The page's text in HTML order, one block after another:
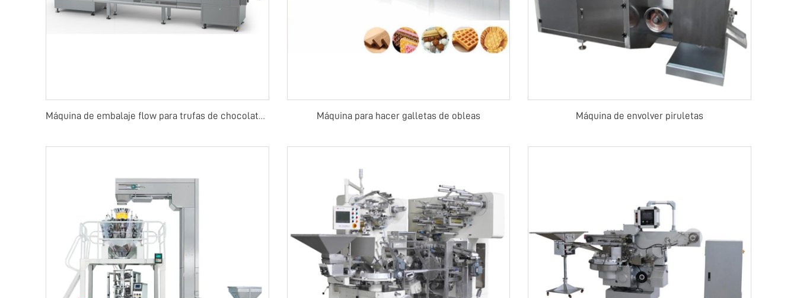
Máquina de embalaje flow para trufas de chocolate o barras de dulces Máquina para hacer galletas de obleas Máquina de envolver piruletas